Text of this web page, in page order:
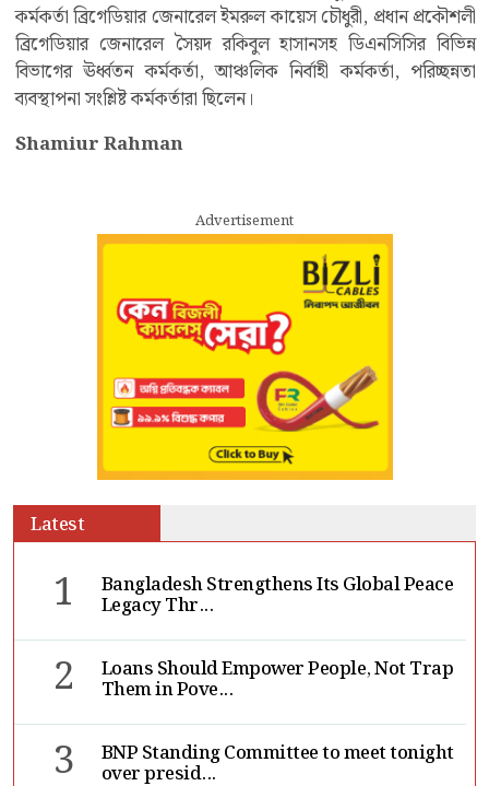
কর্মকর্তা ব্রিগেডিয়ার জেনারেল ইমরুল কায়েস চৌধুরী, প্রধান প্রকৌশলী
ব্রিগেডিয়ার জেনারেল সৈয়দ রকিবুল হাসানসহ ডিএনসিসির বিভিন্ন
বিভাগের ঊর্ধ্বতন কর্মকর্তা, আঞ্চলিক নির্বাহী কর্মকর্তা, পরিচ্ছন্নতা
ব্যবস্থাপনা সংশ্লিষ্ট কর্মকর্তারা ছিলেন।
Shamiur Rahman
Advertisement
Latest
1 Bangladesh Strengthens Its Global Peace
Legacy Thr...
2 Loans Should Empower People, Not Trap
Them in Pove...
3 BNP Standing Committee to meet tonight
over presid...